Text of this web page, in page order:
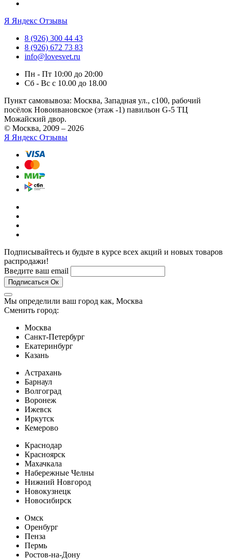
Я Яндекс Отзывы
8 (926) 300 44 43
8 (926) 672 73 83
info@lovesvet.ru
Пн - Пт 10:00 до 20:00
Сб - Вс с 10.00 до 18.00
Пункт самовывоза: Москва, Западная ул., с100, рабочий
посёлок Новоивановское (этаж -1) павильон G-5 ТЦ
Можайский двор.
© Москва, 2009 – 2026
Я Яндекс Отзывы
Подписывайтесь и будьте в курсе всех акций и новых товаров
распродажи!
Введите ваш email
Подписаться Ок
Мы определили ваш город как, Москва
Сменить город:
Москва
Санкт-Петербург
Екатеринбург
Казань
Астрахань
Барнаул
Волгоград
Воронеж
Ижевск
Иркутск
Кемерово
Краснодар
Красноярск
Махачкала
Набережные Челны
Нижний Новгород
Новокузнецк
Новосибирск
Омск
Оренбург
Пенза
Пермь
Ростов-на-Дону